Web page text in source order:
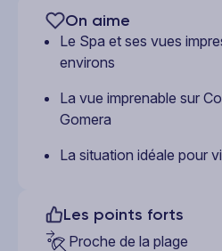
On aime
Le Spa et ses vues
environs
La vue imprenable sur
Gomera
La situation idéale pour
Les points forts
Proche de la plage